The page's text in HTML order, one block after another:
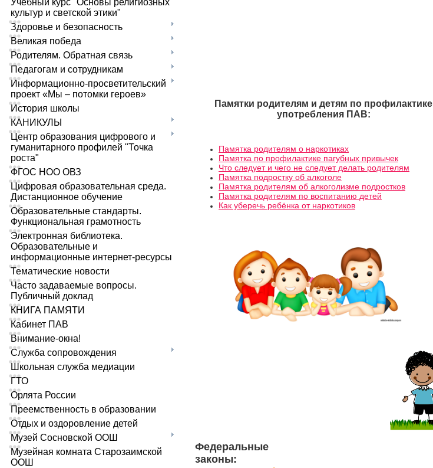
Учебный курс "Основы религиозных
культур и светской этики"
Здоровье и безопасность
Великая победа
Родителям. Обратная связь
Педагогам и сотрудникам
Информационно-просветительский
проект «Мы – потомки героев»
История школы
КАНИКУЛЫ
Центр образования цифрового и
гуманитарного профилей "Точка
роста"
ФГОС НОО ОВЗ
Цифровая образовательная среда.
Дистанционное обучение
Образовательные стандарты.
Функциональная грамотность
Электронная библиотека.
Образовательные и
информационные интернет-ресурсы
Тематические новости
Часто задаваемые вопросы.
Публичный доклад
КНИГА ПАМЯТИ
Кабинет ПАВ
Внимание-окна!
Служба сопровождения
Школьная служба медиации
ГТО
Орлята России
Преемственность в образовании
Отдых и оздоровление детей
Музей Сосновской ООШ
Музейная комната Старозаимской
ООШ
Памятки родителям и детям по профилактике
употребления ПАВ:
Памятка родителям о наркотиках
Памятка по профилактике пагубных привычек
Что следует и чего не следует делать родителям
Памятка подростку об алкоголе
Памятка родителям об алкоголизме подростков
Памятка родителям по воспитанию детей
Как уберечь ребёнка от наркотиков
Федеральные
законы: